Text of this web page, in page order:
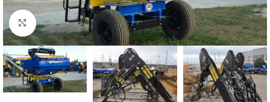
Faceți click pentru a mări